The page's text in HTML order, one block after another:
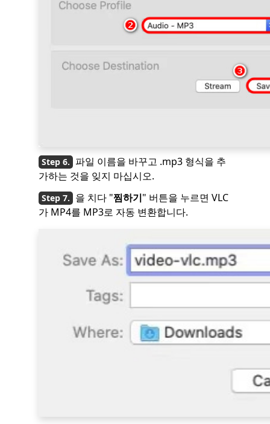
파일 이름을 바꾸고 .mp3 형식을 추
가하는 것을 잊지 마십시오.
을 치다 "찜하기" 버튼을 누르면 VLC
가 MP4를 MP3로 자동 변환합니다.